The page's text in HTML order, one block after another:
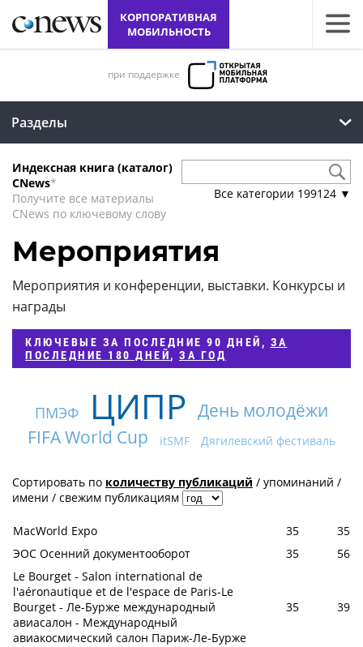
КОРПОРАТИВНАЯ
МОБИЛЬНОСТЬ
при поддержке
Разделы
Индексная книга (каталог)
CNews*
Получите все материалы
CNews по ключевому слову
Все категории 199124 ▼
Мероприятия
Мероприятия и конференции, выставки. Конкурсы и
награды
КЛЮЧЕВЫЕ ЗА ПОСЛЕДНИЕ 90 ДНЕЙ , ЗА
ПОСЛЕДНИЕ 180 ДНЕЙ, ЗА ГОД
ПМЭФ ЦИПР День молодёжи
FIFA World Cup
itSMF Дягилевский фестиваль
Сортировать по количеству публикаций / упоминаний /
имени / свежим публикациям
MacWorld Expo 35
35
ЭОС Осенний документооборот
35
56
Le Bourget - Salon international de
l'aéronautique et de l'espace de Paris-Le
Bourget - Ле-Бурже международный
авиасалон - Международный
авиакосмический салон Париж-Ле-Бурже
35 39